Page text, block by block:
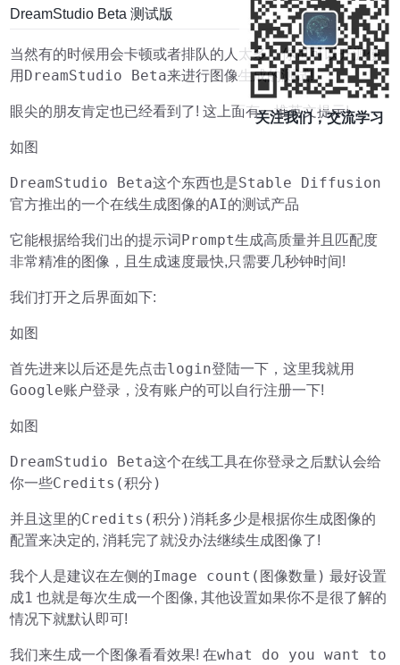
DreamStudio Beta 测试版
当然有的时候用会卡顿或者排队的人太多，你也可以开源使
用 DreamStudio Beta来进行图像生成的测试!
眼尖的朋友肯定也已经看到了! 这上面有一堆英文提示!
如图
DreamStudio Beta这个东西也是Stable Diffusion
官方推出的一个在线生成图像的AI的测试产品
它能根据给我们出的提示词Prompt生成高质量并且匹配度
非常精准的图像，且生成速度最快,只需要几秒钟时间!
我们打开之后界面如下:
如图
首先进来以后还是先点击login登陆一下，这里我就用
Google账户登录 ，没有账户的可以自行注册一下!
如图
DreamStudio Beta这个在线工具在你登录之后默认会给
你一些Credits(积分)
并且这里的Credits(积分)消耗多少是根据你生成图像的
配置来决定的, 消耗完了就没办法继续生成图像了!
我个人是建议在左侧 的Image count(图像数量) 最好设置
成1 也就是每次生成一个图像, 其他设置如果你不是很了解的
情况下就默认即可!
我们来生成一个图像看看效果! 在what do you want to
关注我们，交流学习